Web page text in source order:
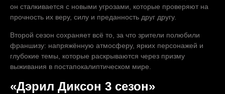
он сталкивается с новыми угрозами, которые проверяют на
прочность их веру, силу и преданность друг другу.
Второй сезон сохраняет всё то, за что зрители полюбили
франшизу: напряжённую атмосферу, ярких персонажей и
глубокие темы, которые раскрываются через призму
выживания в постапокалиптическом мире.
«Дэрил Диксон 3 сезон»